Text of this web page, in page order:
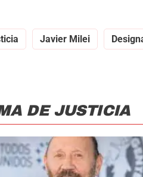
Javier Milei
DE JUSTICIA